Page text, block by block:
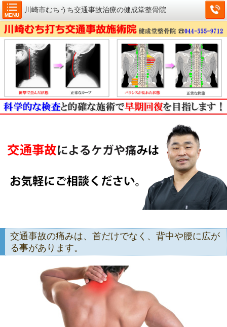
MENU
川崎市むちうち交通事故治療の健成堂整骨院
交通事故の痛みは、首だけでなく、背中や腰に広が
る事があります。